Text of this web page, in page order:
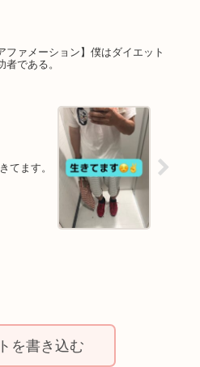
ファメーション】僕はダイエット
者である。
てます。
を書き込む